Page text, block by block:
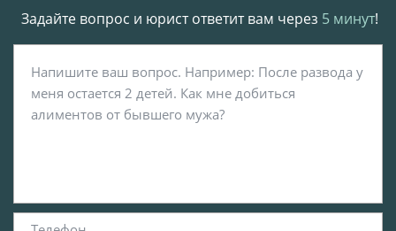
Задайте вопрос и юрист ответит вам через 5 минут!